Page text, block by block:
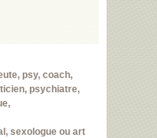
psy, coach,
psychiatre,
sexologue ou art